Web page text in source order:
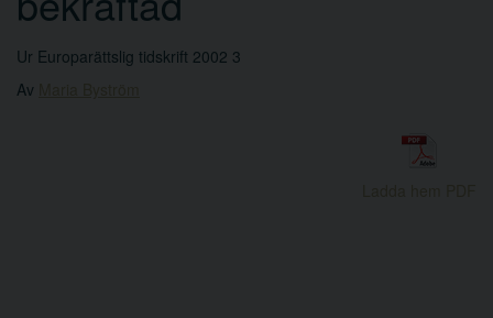
Ur Europarättslig tidskrift 2002 3
Av